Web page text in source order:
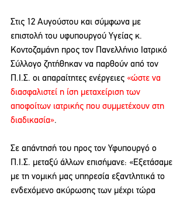
Στις 12 Αυγούστου και σύμφωνα με
επιστολή του υφυπουργού Υγείας κ.
Κοντοζαμάνη προς τον Πανελλήνιο Ιατρικό
Σύλλογο ζητήθηκαν να παρθούν από τον
Π.Ι.Σ. οι απαραίτητες ενέργειες «ώστε να
διασφαλιστεί η ίση μεταχείριση των
αποφοίτων ιατρικής που συμμετέχουν στη
διαδικασία».
Σε απάντησή του προς τον Υφυπουργό ο
Π.Ι.Σ. μεταξύ άλλων επισήμανε: «Εξετάσαμε
με τη νομική μας υπηρεσία εξαντλητικά το
ενδεχόμενο ακύρωσης των μέχρι τώρα